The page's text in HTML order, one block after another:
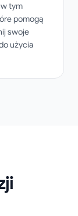
tym
pomogą
swoje
użycia